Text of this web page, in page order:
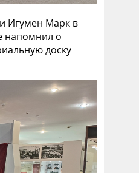
Игумен Марк в
напомнил о
доску